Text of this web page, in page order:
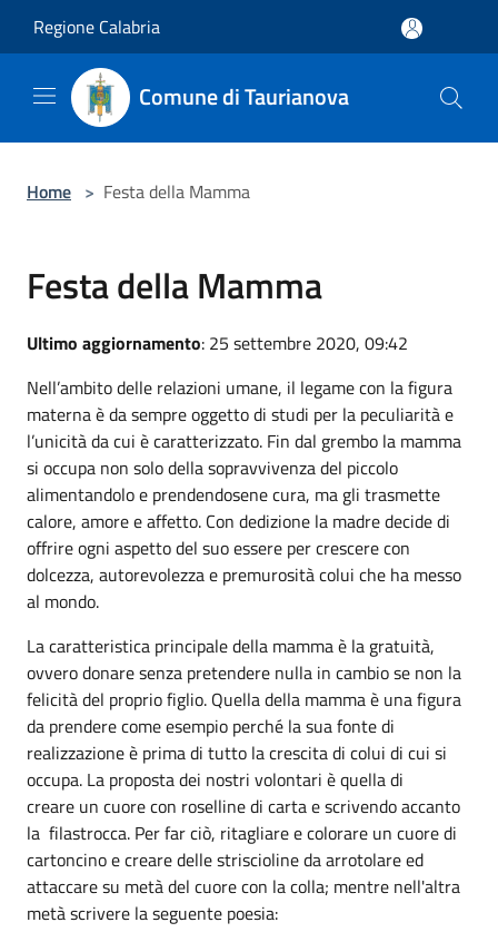
Regione Calabria
Comune di Taurianova
Home > Festa della Mamma
Festa della Mamma
Ultimo aggiornamento: 25 settembre 2020, 09:42
Nell’ambito delle relazioni umane, il legame con la figura
materna è da sempre oggetto di studi per la peculiarità e
l’unicità da cui è caratterizzato. Fin dal grembo la mamma
si occupa non solo della sopravvivenza del piccolo
alimentandolo e prendendosene cura, ma gli trasmette
calore, amore e affetto. Con dedizione la madre decide di
offrire ogni aspetto del suo essere per crescere con
dolcezza, autorevolezza e premurosità colui che ha messo
al mondo.
La caratteristica principale della mamma è la gratuità,
ovvero donare senza pretendere nulla in cambio se non la
felicità del proprio figlio. Quella della mamma è una figura
da prendere come esempio perché la sua fonte di
realizzazione è prima di tutto la crescita di colui di cui si
occupa. La proposta dei nostri volontari è quella di
creare un cuore con roselline di carta e scrivendo accanto
la filastrocca. Per far ciò, ritagliare e colorare un cuore di
cartoncino e creare delle striscioline da arrotolare ed
attaccare su metà del cuore con la colla; mentre nell'altra
metà scrivere la seguente poesia: